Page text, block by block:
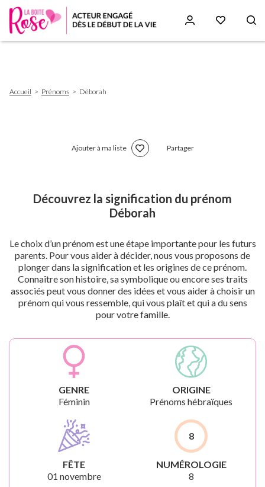
d'Ariane
Accueil Prénoms Déborah
Ajouter à ma liste Partager
Découvrez la signification du prénom
Déborah
Le choix d’un prénom est une étape importante pour les futurs
parents. Pour vous aider à décider, nous vous proposons de
plonger dans la signification et les origines de ce prénom.
Connaître son histoire, sa symbolique ou encore ses traits
associés peut vous donner des idées et vous aider à choisir un
prénom qui vous ressemble, qui vous plaît et qui a du sens
pour votre famille.
GENRE
Féminin
ORIGINE
Prénoms hébraïques
FÊTE
01 novembre
8
NUMÉROLOGIE
8